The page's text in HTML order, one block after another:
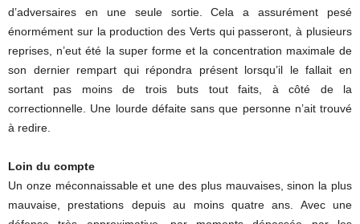
d’adversaires en une seule sortie. Cela a assurément pesé
énormément sur la production des Verts qui passeront, à plusieurs
reprises, n’eut été la super forme et la concentration maximale de
son dernier rempart qui répondra présent lorsqu’il le fallait en
sortant pas moins de trois buts tout faits, à côté de la
correctionnelle. Une lourde défaite sans que personne n’ait trouvé
à redire.
Loin du compte
Un onze méconnaissable et une des plus mauvaises, sinon la plus
mauvaise, prestations depuis au moins quatre ans. Avec une